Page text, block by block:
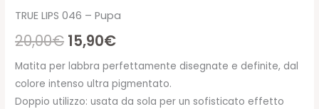
TRUE LIPS 046 – Pupa
20,00€ Il
prezzo
originale
15,90€Il
prezzo
attuale
Matita per labbra perfettamente disegnate e definite, dal
colore intenso ultra pigmentato.
Doppio utilizzo: usata da sola per un sofisticato effetto